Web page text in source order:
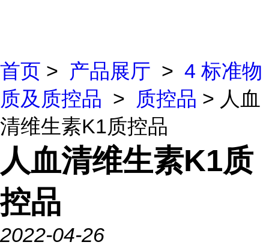
首页 > 产品展厅 > 4 标准物
质及质控品 > 质控品 > 人血
清维生素K1质控品
人血清维生素K1质
控品
2022-04-26